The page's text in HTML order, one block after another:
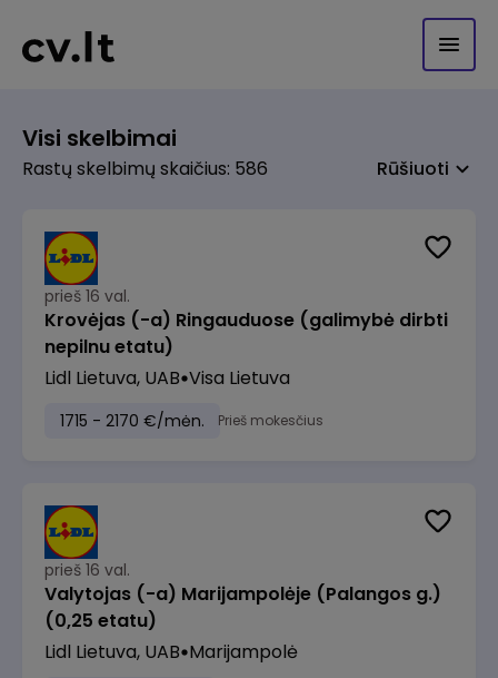
Visi skelbimai
Rastų skelbimų skaičius: 586 Rūšiuoti
prieš 16 val.
Krovėjas (-a) Ringauduose (galimybė dirbti
nepilnu etatu)
Lidl Lietuva, UAB Visa Lietuva
1715 - 2170 €/mėn. Prieš mokesčius
prieš 16 val.
Valytojas (-a) Marijampolėje (Palangos g.)
(0,25 etatu)
Lidl Lietuva, UAB Marijampolė